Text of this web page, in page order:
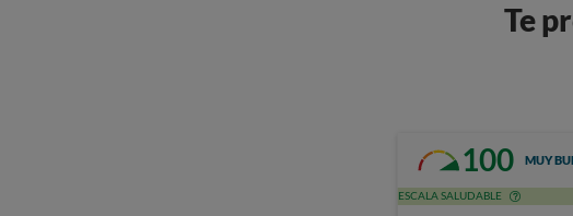
Te
100 MUY
ESCALA SALUDABLE